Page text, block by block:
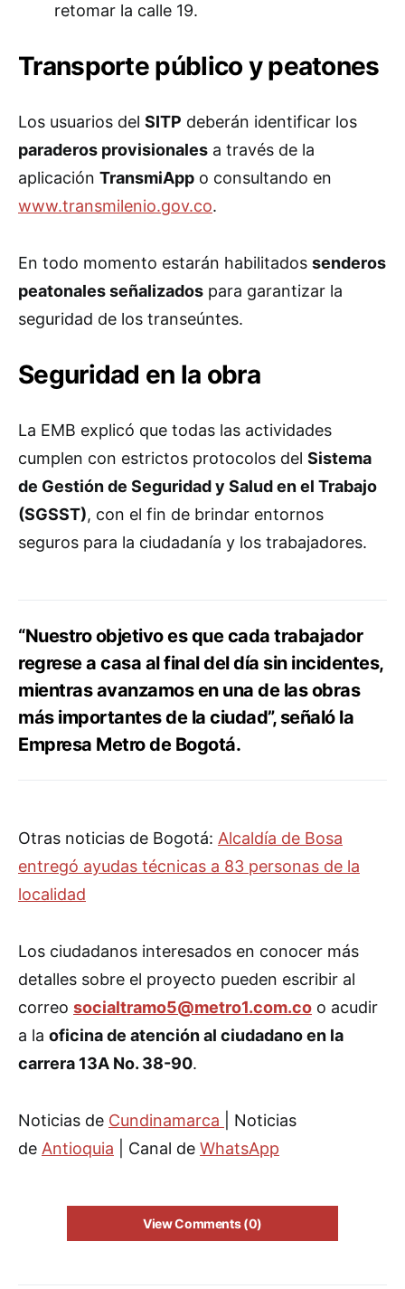
retomar la calle 19.
Transporte público y peatones
Los usuarios del SITP deberán identificar los
paraderos provisionales a través de la
aplicación TransmiApp o consultando en
www.transmilenio.gov.co.
En todo momento estarán habilitados senderos
peatonales señalizados para garantizar la
seguridad de los transeúntes.
Seguridad en la obra
La EMB explicó que todas las actividades
cumplen con estrictos protocolos del Sistema
de Gestión de Seguridad y Salud en el Trabajo
(SGSST), con el fin de brindar entornos
seguros para la ciudadanía y los trabajadores.
“Nuestro objetivo es que cada trabajador
regrese a casa al final del día sin incidentes,
mientras avanzamos en una de las obras
más importantes de la ciudad”, señaló la
Empresa Metro de Bogotá.
Otras noticias de Bogotá: Alcaldía de Bosa
entregó ayudas técnicas a 83 personas de la
localidad
Los ciudadanos interesados en conocer más
detalles sobre el proyecto pueden escribir al
correo socialtramo5@metro1.com.co o acudir
a la oficina de atención al ciudadano en la
carrera 13A No. 38-90.
Noticias de Cundinamarca
| Noticias
de Antioquia | Canal de WhatsApp
View Comments (0)